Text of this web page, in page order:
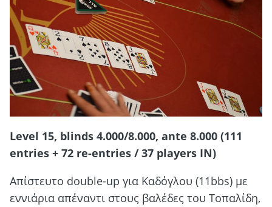
Level 15, blinds 4.000/8.000, ante 8.000 (111
entries + 72 re-entries / 37 players IN)
Απίστευτο double-up για Καδόγλου (11bbs) με
εννιάρια απέναντι στους βαλέδες του Τοπαλίδη,